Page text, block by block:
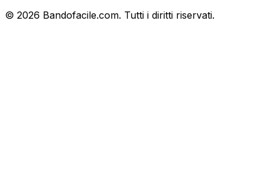
© 2026 Bandofacile.com. Tutti i diritti riservati.